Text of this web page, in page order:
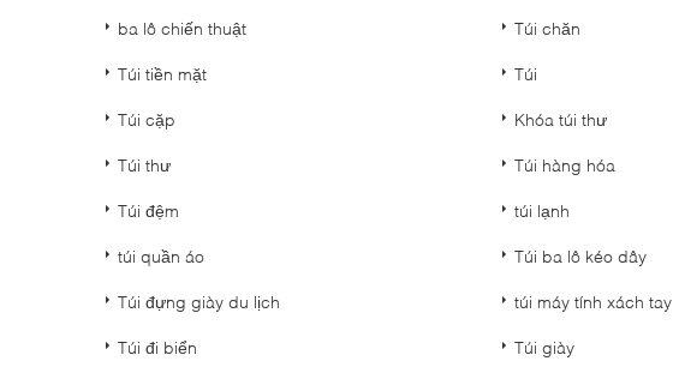
ba lô chiến thuật Túi chăn
Túi tiền mặt Túi
Túi cặp Khóa túi thư
Túi thư Túi hàng hóa
Túi đệm túi lạnh
túi quần áo Túi ba lô kéo dây
Túi đựng giày du lịch túi máy tính xách tay
Túi đi biển Túi giày